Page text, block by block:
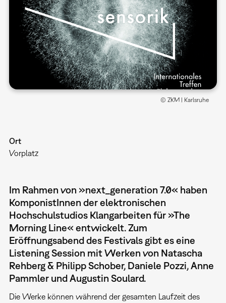
© ZKM | Karlsruhe
Ort
Vorplatz
Im Rahmen von »next_generation 7.0« haben
KomponistInnen der elektronischen
Hochschulstudios Klangarbeiten für »The
Morning Line« entwickelt. Zum
Eröffnungsabend des Festivals gibt es eine
Listening Session mit Werken von Natascha
Rehberg & Philipp Schober, Daniele Pozzi, Anne
Pammler und Augustin Soulard.
Die Werke können während der gesamten Laufzeit des